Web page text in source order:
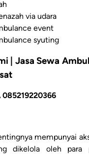
via udara
event
syuting
| Jasa Sewa
mempunyai
dikelola oleh para